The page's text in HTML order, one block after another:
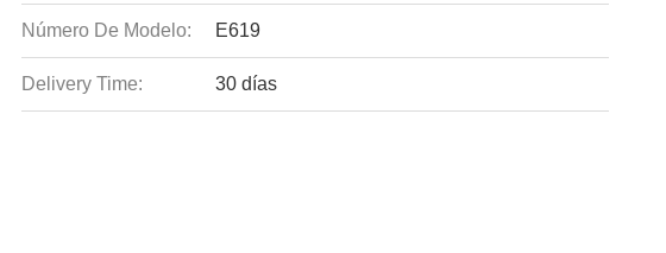
Número De Modelo: E619
Delivery Time: 30 días